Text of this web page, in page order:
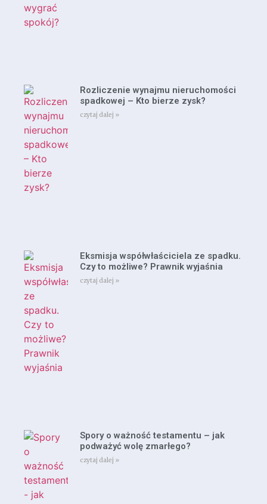
Rozliczenie wynajmu nieruchomości
spadkowej – Kto bierze zysk?
czytaj dalej »
Eksmisja współwłaściciela ze spadku.
Czy to możliwe? Prawnik wyjaśnia
czytaj dalej »
Spory o ważność testamentu – jak
podważyć wolę zmarłego?
czytaj dalej »